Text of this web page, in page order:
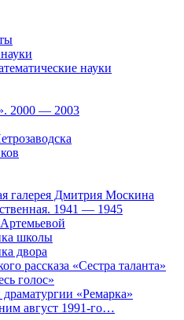
науки
2000 — 2003
галерея Дмитрия Москина
1941 — 1945
школы
двора
рассказа «Сестра таланта»
голос»
«Ремарка»
август 1991-го…